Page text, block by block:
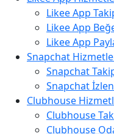
Likee App
Likee App
Likee App
Snapchat
Snapchat
Snapchat
Clubhouse
Clubhouse
Clubhouse